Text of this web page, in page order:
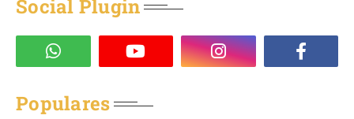
Social Plugin
Populares